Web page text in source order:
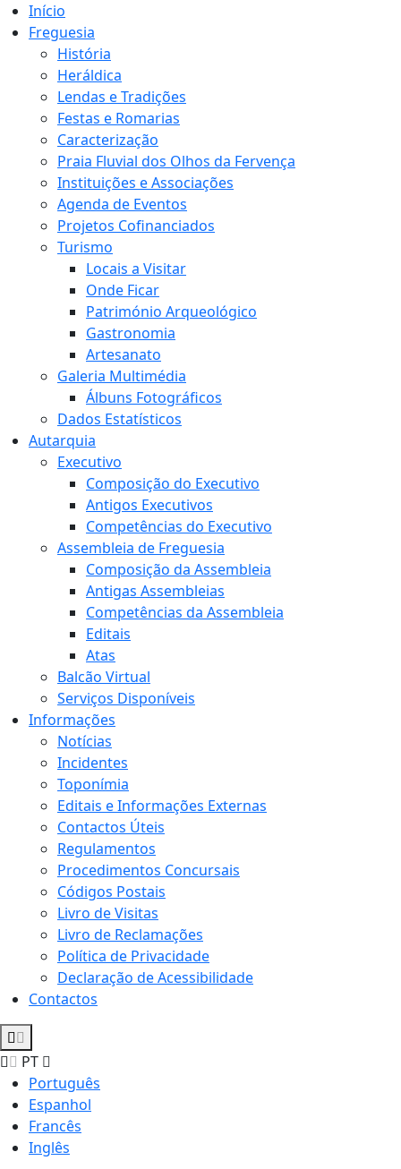
Início
Freguesia
História
Heráldica
Lendas e Tradições
Festas e Romarias
Caracterização
Praia Fluvial dos Olhos da Fervença
Instituições e Associações
Agenda de Eventos
Projetos Cofinanciados
Turismo
Locais a Visitar
Onde Ficar
Património Arqueológico
Gastronomia
Artesanato
Galeria Multimédia
Álbuns Fotográficos
Dados Estatísticos
Autarquia
Executivo
Composição do Executivo
Antigos Executivos
Competências do Executivo
Assembleia de Freguesia
Composição da Assembleia
Antigas Assembleias
Competências da Assembleia
Editais
Atas
Balcão Virtual
Serviços Disponíveis
Informações
Notícias
Incidentes
Toponímia
Editais e Informações Externas
Contactos Úteis
Regulamentos
Procedimentos Concursais
Códigos Postais
Livro de Visitas
Livro de Reclamações
Política de Privacidade
Declaração de Acessibilidade
Contactos
PT
Português
Espanhol
Francês
Inglês